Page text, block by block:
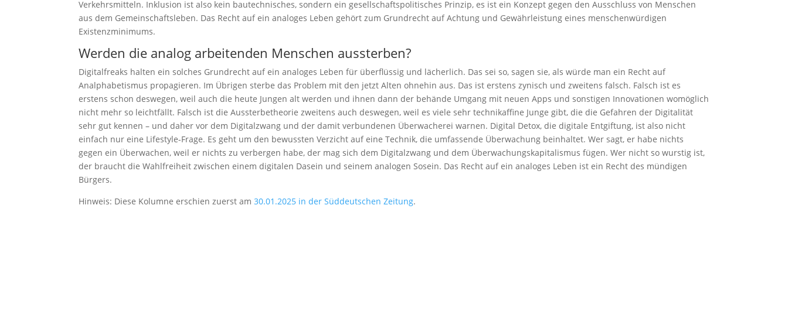
Verkehrsmitteln. Inklusion ist also kein bautechnisches, sondern ein gesellschaftspolitisches Prinzip, es ist ein Konzept gegen den Ausschluss von Menschen
aus dem Gemeinschaftsleben. Das Recht auf ein analoges Leben gehört zum Grundrecht auf Achtung und Gewährleistung eines menschenwürdigen
Existenzminimums.
Werden die analog arbeitenden Menschen aussterben?
Digitalfreaks halten ein solches Grundrecht auf ein analoges Leben für überflüssig und lächerlich. Das sei so, sagen sie, als würde man ein Recht auf
Analphabetismus propagieren. Im Übrigen sterbe das Problem mit den jetzt Alten ohnehin aus. Das ist erstens zynisch und zweitens falsch. Falsch ist es
erstens schon deswegen, weil auch die heute Jungen alt werden und ihnen dann der behände Umgang mit neuen Apps und sonstigen Innovationen womöglich
nicht mehr so leichtfällt. Falsch ist die Aussterbetheorie zweitens auch deswegen, weil es viele sehr technikaffine Junge gibt, die die Gefahren der Digitalität
sehr gut kennen – und daher vor dem Digitalzwang und der damit verbundenen Überwacherei warnen. Digital Detox, die digitale Entgiftung, ist also nicht
einfach nur eine Lifestyle-Frage. Es geht um den bewussten Verzicht auf eine Technik, die umfassende Überwachung beinhaltet. Wer sagt, er habe nichts
gegen ein Überwachen, weil er nichts zu verbergen habe, der mag sich dem Digitalzwang und dem Überwachungskapitalismus fügen. Wer nicht so wurstig ist,
der braucht die Wahlfreiheit zwischen einem digitalen Dasein und seinem analogen Sosein. Das Recht auf ein analoges Leben ist ein Recht des mündigen
Bürgers.
Hinweis: Diese Kolumne erschien zuerst am30.01.2025 in der Süddeutschen Zeitung.